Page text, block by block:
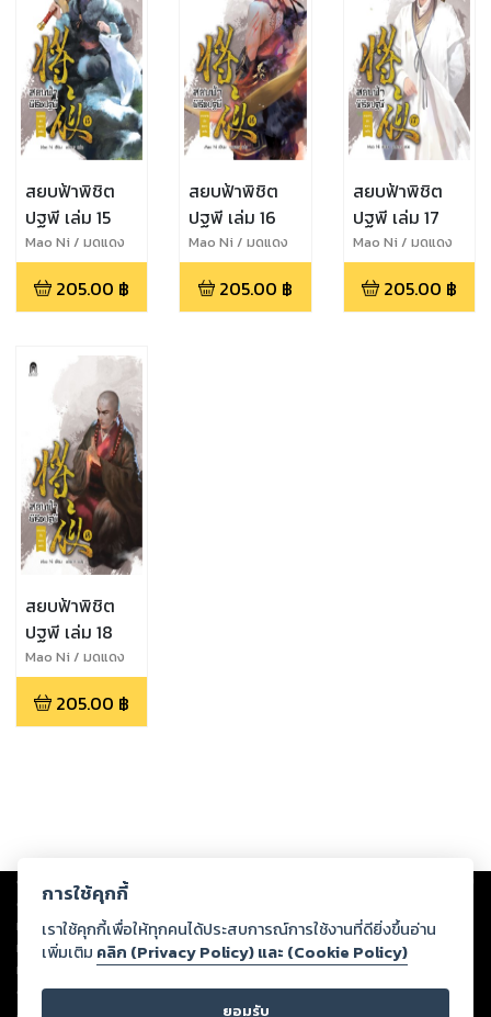
สยบฟ้าพิชิต
ปฐพี เล่ม 15
Mao Ni / มดแดง
205.00 ฿
สยบฟ้าพิชิต
ปฐพี เล่ม 16
Mao Ni / มดแดง
205.00 ฿
สยบฟ้าพิชิต
ปฐพี เล่ม 17
Mao Ni / มดแดง
205.00 ฿
สยบฟ้าพิชิต
ปฐพี เล่ม 18
Mao Ni / มดแดง
205.00 ฿
Copyright © 2026
ต่อผลงานหรือเนื้อหาใดที่อัปโหลดผ่านเว็บไซต์และปรากฏว่าละเมิดสิทธิใน
ทรัพย์สินทางปัญญาของบุคคลอื่นหรือขัดต่อกฎหมายและศีลธรรม ดังนั้น ผู้อ่าน
ทุกท่านโปรดใช้วิจารณญาณในการกลั่นกรองด้วยตนเอง และหากท่านพบว่าส่วน
หนึ่งส่วนใดขัดต่อกฎหมายและศีลธรรม กรุณาแจ้งมายังบริษัท เพื่อทีมงานจะได้
ดำเนินการในทันที ทั้งนี้ ทางสตอรี่ล็อกขอสงวนลิขสิทธิ์ตามพระราชบัญญัติ
การใช้คุกกี้
เราใช้คุกกี้เพื่อให้ทุกคนได้ประสบการณ์การใช้งานที่ดียิ่งขึ้นอ่าน
เพิ่มเติม คลิก (Privacy Policy) และ (Cookie Policy)
ยอมรับ